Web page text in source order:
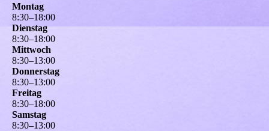
Montag
8:30–18:00
Dienstag
8:30–18:00
Mittwoch
8:30–13:00
Donnerstag
8:30–13:00
Freitag
8:30–18:00
Samstag
8:30–13:00